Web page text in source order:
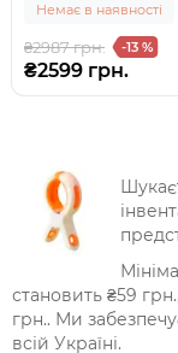
Немає в наявності
₴2987 грн. -13 %
₴2599 грн.
становить ₴59
грн.. Ми
всій Україні.